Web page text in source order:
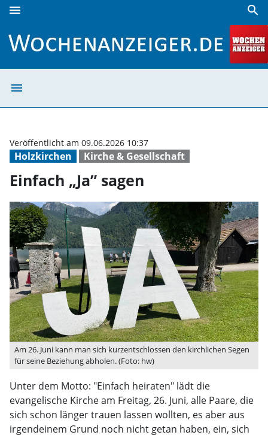
menu search
menu
Holzkirchen Kirche & Gesellschaft
Veröffentlicht am 09.06.2026 10:37
Einfach „Ja” sagen
Am 26. Juni kann man sich kurzentschlossen den kirchlichen Segen
für seine Beziehung abholen. (Foto: hw)
Unter dem Motto: "Einfach heiraten" lädt die
evangelische Kirche am Freitag, 26. Juni, alle Paare, die
sich schon länger trauen lassen wollten, es aber aus
irgendeinem Grund noch nicht getan haben, ein, sich